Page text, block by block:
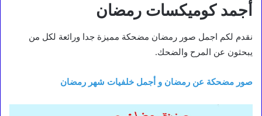
أجمد كوميكسات رمضان
نقدم لكم اجمل صور رمضان مضحكة مميزة جدا ورائعة لكل من
يبحثون عن المرح والضحك.
صور مضحكة عن رمضان و أجمل خلفيات شهر رمضان